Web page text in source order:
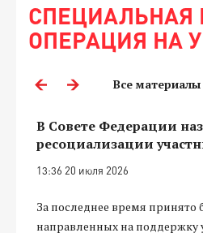
СПЕЦИАЛЬНАЯ
ОПЕРАЦИЯ НА
Все
В Совете Федерации
ресоциализации
13:36 20 июля 2026
За последнее время принято
направленных на поддержку